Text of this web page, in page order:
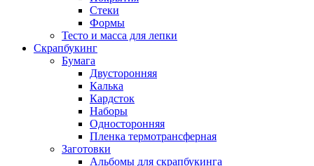
Стеки
Формы
Тесто и масса для лепки
Скрапбукинг
Бумага
Двусторонняя
Калька
Кардсток
Наборы
Односторонняя
Пленка термотрансферная
Заготовки
Альбомы для скрапбукинга